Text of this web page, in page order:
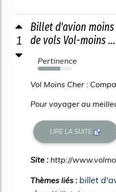
1
Billet d'avion
de vols Vol-moins ...
Pertinence
66%
Vol Moins Cher :
Pour voyager au
LIRE LA SUITE
Site : http://
Thèmes liés : billet